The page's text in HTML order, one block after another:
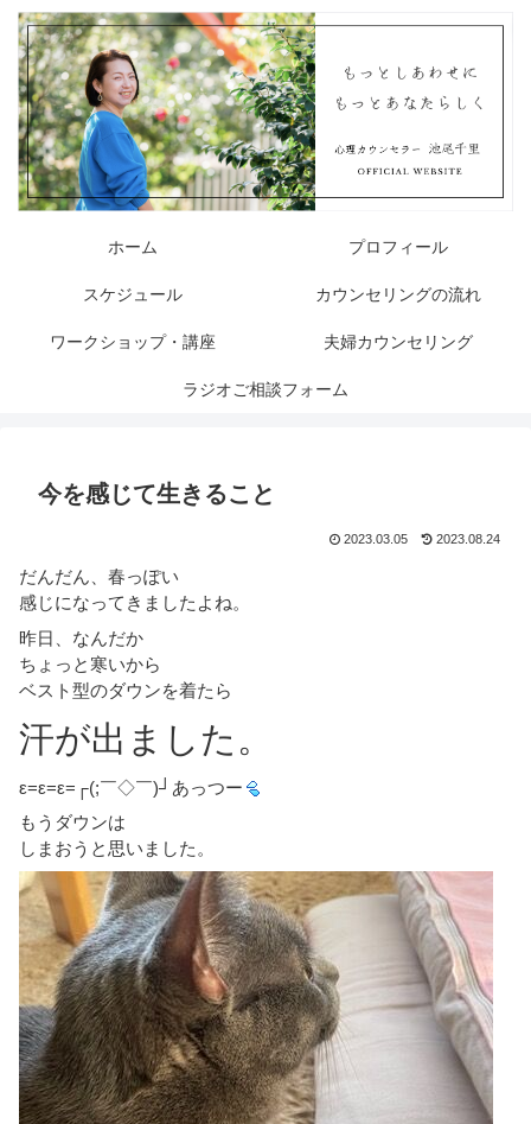
ホーム プロフィール
スケジュール カウンセリングの流れ
ワークショップ・講座 夫婦カウンセリング
ラジオご相談フォーム
今を感じて生きること
2023.03.05 2023.08.24
だんだん、春っぽい
感じになってきましたよね。
昨日、なんだか
ちょっと寒いから
ベスト型のダウンを着たら
汗が出ました。
ε=ε=ε=┌(;￣◇￣)┘あっつー
もうダウンは
しまおうと思いました。